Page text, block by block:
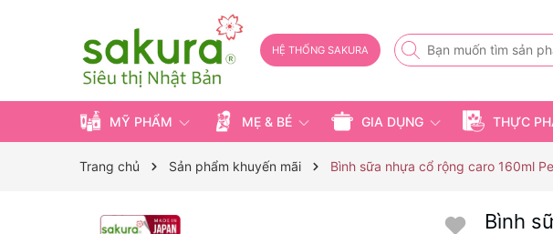
HỆ THỐNG SAKURA
MỸ PHẨM MẸ & BÉ GIA DỤNG THỰC
Trang chủ Sản phẩm khuyến mãi Bình sữa nhựa cổ rộng caro 160ml
Bình